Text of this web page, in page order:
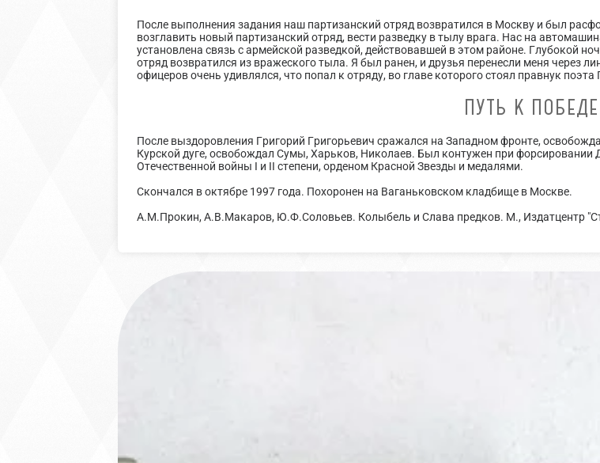
После выполнения задания наш партизанский отряд возвратился в Москву и был
возглавить новый партизанский отряд, вести разведку в тылу врага. Нас на
установлена связь с армейской разведкой, действовавшей в этом районе. Глубокой
отряд возвратился из вражеского тыла. Я был ранен, и друзья перенесли меня через
офицеров очень удивлялся, что попал к отряду, во главе которого стоял правнук
ПУТЬ К ПОБЕДЕ
После выздоровления Григорий Григорьевич сражался на Западном фронте,
Курской дуге, освобождал Сумы, Харьков, Николаев. Был контужен при
Отечественной войны I и II степени, орденом Красной Звезды и медалями.
Скончался в октябре 1997 года. Похоронен на Ваганьковском кладбище в Москве.
А.М.Прокин, А.В.Макаров, Ю.Ф.Соловьев. Колыбель и Слава предков. М., Издатцентр